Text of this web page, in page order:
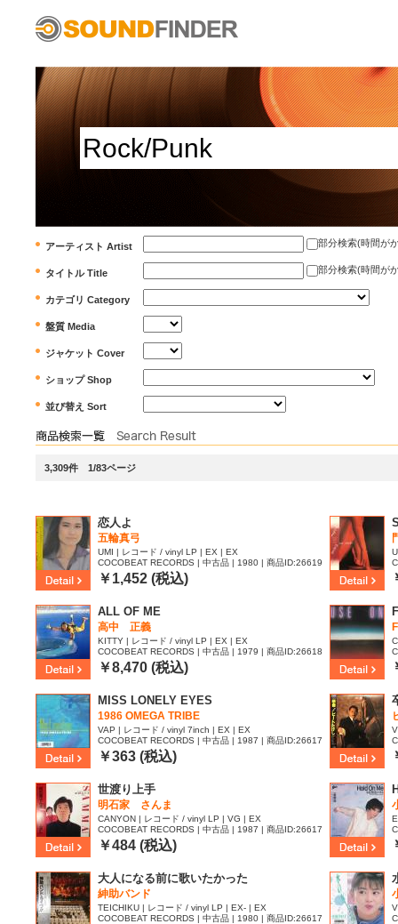
アーティスト Artist 部分検索(時間が
タイトル Title 部分検索(時間が
カテゴリ Category
盤質 Media
ジャケット Cover
ショップ Shop
並び替え Sort
3,309件 1/83ページ
恋人よ
五輪真弓
UMI | レコード / vinyl LP | EX | EX
COCOBEAT RECORDS | 中古品 | 1980 | 商品ID:26619
42
￥1,452 (税込)
ALL OF ME
高中 正義
KITTY | レコード / vinyl LP | EX | EX
COCOBEAT RECORDS | 中古品 | 1979 | 商品ID:26618
40
￥8,470 (税込)
MISS LONELY EYES
1986 OMEGA TRIBE
VAP | レコード / vinyl 7inch | EX | EX
COCOBEAT RECORDS | 中古品 | 1987 | 商品ID:26617
95
￥363 (税込)
世渡り上手
明石家 さんま
CANYON | レコード / vinyl LP | VG | EX
COCOBEAT RECORDS | 中古品 | 1987 | 商品ID:26617
89
￥484 (税込)
大人になる前に歌いたかった
紳助バンド
TEICHIKU | レコード / vinyl LP | EX- | EX
COCOBEAT RECORDS | 中古品 | 1980 | 商品ID:26617